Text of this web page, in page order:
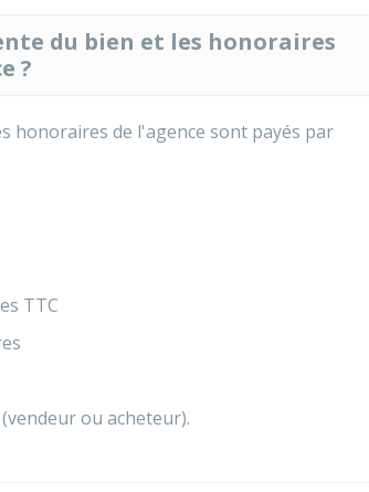
du bien et les honoraires
?
honoraires de l'agence sont payés par
TTC
ou acheteur).